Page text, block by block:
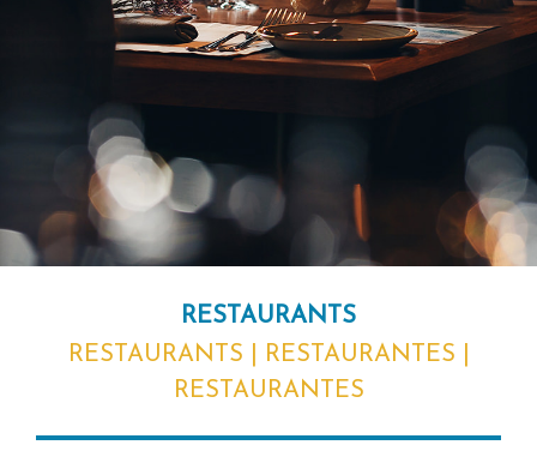
RESTAURANTS
RESTAURANTS | RESTAURANTES |
RESTAURANTES